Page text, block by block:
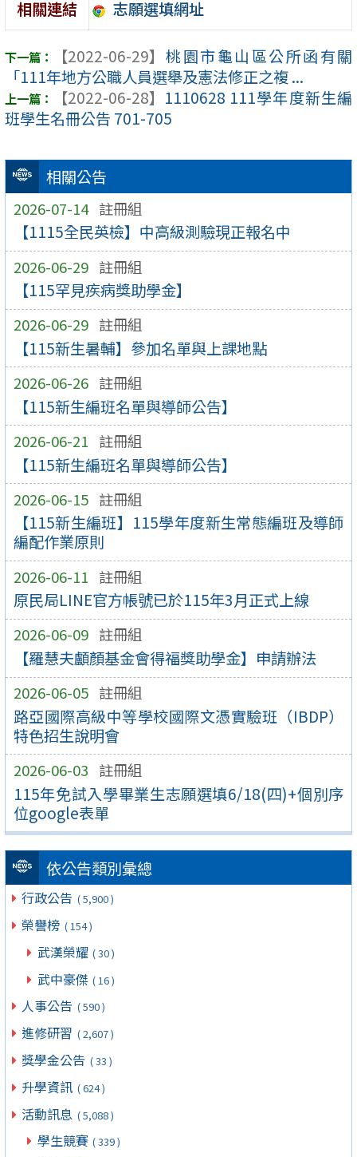
相關公告
2026-07-14 註冊組
【1115全民英檢】中高級測驗現正報名中
2026-06-29 註冊組
【115罕見疾病獎助學金】
2026-06-29 註冊組
【115新生暑輔】參加名單與上課地點
2026-06-26 註冊組
【115新生編班名單與導師公告】
2026-06-21 註冊組
【115新生編班名單與導師公告】
2026-06-15 註冊組
【115新生編班】115學年度新生常態編班及導師
編配作業原則
2026-06-11 註冊組
原民局LINE官方帳號已於115年3月正式上線
2026-06-09 註冊組
【羅慧夫顱顏基金會得福獎助學金】申請辦法
2026-06-05 註冊組
路亞國際高級中等學校國際文憑實驗班（IBDP）
特色招生說明會
2026-06-03 註冊組
115年免試入學畢業生志願選填6/18(四)+個別序
位google表單
依公告類別彙總
行政公告 ( 5,900 )
榮譽榜 ( 154 )
武漢榮耀 ( 30 )
武中豪傑 ( 16 )
人事公告 ( 590 )
進修研習 ( 2,607 )
獎學金公告 ( 33 )
升學資訊 ( 624 )
活動訊息 ( 5,088 )
學生競賽 ( 339 )
相關連結 志願選填網址
【2022-06-29】 桃園市龜山區公所函有關
「111年地方公職人員選舉及憲法修正之複 ...
【2022-06-28】 1110628 111學年度新生編
班學生名冊公告 701-705